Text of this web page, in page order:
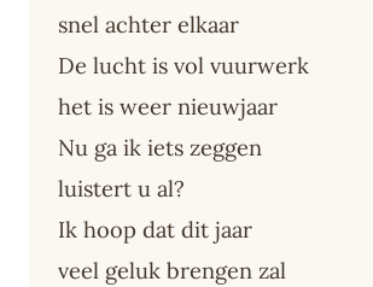
snel achter elkaar
De lucht is vol vuurwerk
het is weer nieuwjaar
Nu ga ik iets zeggen
luistert u al?
Ik hoop dat dit jaar
veel geluk brengen zal